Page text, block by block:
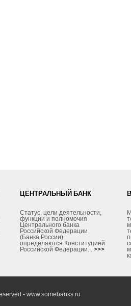
ЦЕНТРАЛЬНЫЙ БАНК
Статус, цели деятельности,
функции и полномочия
Центрального банка
Российской Федерации
(Банка России)
определяются Конституцией
Российской Федерации... >>>
- www.somebanks.ru